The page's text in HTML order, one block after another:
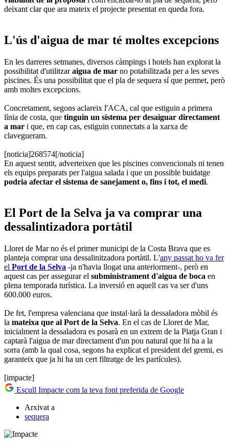
deixant clar que ara mateix el projecte presentat en queda fora.
L'ús d'aigua de mar té moltes excepcions
En les darreres setmanes, diversos càmpings i hotels han explorat la
possibilitat d'utilitzaraigua de mar no potabilitzada per a les seves
piscines. És una possibilitat que el pla de sequera sí que permet, però
amb moltes excepcions.
Concretament, segons aclareix l'ACA, cal que estiguin a primera
línia de costa, que tinguin un sistema per desaiguar directament
a mar i que, en cap cas, estiguin connectats a la xarxa de
clavegueram.
[noticia]268574[/noticia]
En aquest sentit, adverteixen que les piscines convencionals ni tenen
els equips preparats per l'aigua salada i que un possible buidatge
podria afectar el sistema de sanejament o, fins i tot, el medi.
El Port de la Selva ja va comprar una
dessalintizadora portàtil
Lloret de Mar no és el primer municipi de la Costa Brava que es
planteja comprar una dessalinitzadora portàtil. L'any passat ho va fer
el Port de la Selva -ja n'havia llogat una anteriorment-, però en
aquest cas per assegurar el subministrament d'aigua de boca en
plena temporada turística. La inversió en aquell cas va ser d'uns
600.000 euros.
De fet, l'empresa valenciana que instal·larà la dessaladora mòbil és
la mateixa que al Port de la Selva. En el cas de Lloret de Mar,
inicialment la dessaladora es posarà en un extrem de la Platja Gran i
captarà l'aigua de mar directament d'un pou natural que hi ha a la
sorra (amb la qual cosa, segons ha explicat el president del gremi, es
garanteix que ja hi ha un cert filtratge de les partícules).
[impacte]
Escull Impacte com la teva font preferida de Google
Arxivat a
sequera